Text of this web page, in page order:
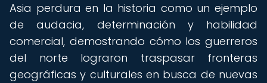
Asia perdura en la historia como un ejemplo
de audacia, determinación y habilidad
comercial, demostrando cómo los guerreros
del norte lograron traspasar fronteras
geográficas y culturales en busca de nuevas